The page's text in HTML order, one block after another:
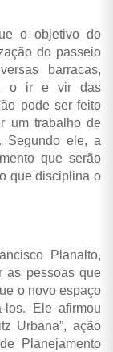
o objetivo do
do passeio
barracas,
o ir e vir das
pode ser feito
um trabalho de
Segundo ele, a
que serão
que disciplina o
Planalto,
as pessoas que
o novo espaço
los. Ele afirmou
Urbana”, ação
Planejamento